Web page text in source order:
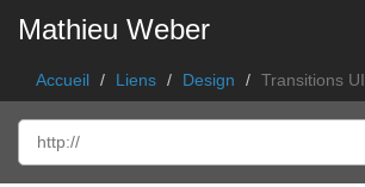
Mathieu Weber
Accueil Liens Design Transitions UI